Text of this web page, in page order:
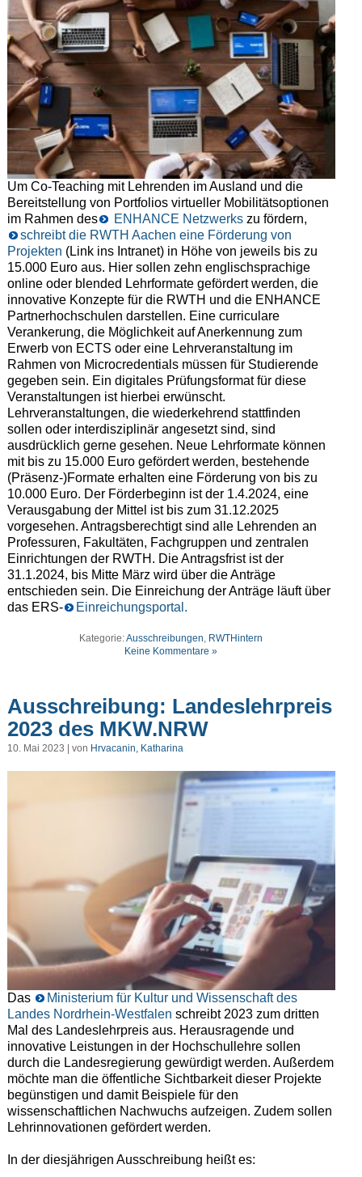
Um Co-Teaching mit Lehrenden im Ausland und die
Bereitstellung von Portfolios virtueller Mobilitätsoptionen
im Rahmen des
ENHANCE Netzwerkszu fördern,
schreibt die RWTH Aachen eine Förderung von
Projekten (Link ins Intranet) in Höhe von jeweils bis zu
15.000 Euro aus. Hier sollen zehn englischsprachige
online oder blended Lehrformate gefördert werden, die
innovative Konzepte für die RWTH und die ENHANCE
Partnerhochschulen darstellen. Eine curriculare
Verankerung, die Möglichkeit auf Anerkennung zum
Erwerb von ECTS oder eine Lehrveranstaltung im
Rahmen von Microcredentials müssen für Studierende
gegeben sein. Ein digitales Prüfungsformat für diese
Veranstaltungen ist hierbei erwünscht.
Lehrveranstaltungen, die wiederkehrend stattfinden
sollen oder interdisziplinär angesetzt sind, sind
ausdrücklich gerne gesehen. Neue Lehrformate können
mit bis zu 15.000 Euro gefördert werden, bestehende
(Präsenz-)Formate erhalten eine Förderung von bis zu
10.000 Euro. Der Förderbeginn ist der 1.4.2024, eine
Verausgabung der Mittel ist bis zum 31.12.2025
vorgesehen. Antragsberechtigt sind alle Lehrenden an
Professuren, Fakultäten, Fachgruppen und zentralen
Einrichtungen der RWTH. Die Antragsfrist ist der
31.1.2024, bis Mitte März wird über die Anträge
entschieden sein. Die Einreichung der Anträge läuft über
das ERS-
Einreichungsportal.
Kategorie:Ausschreibungen, RWTHintern
Keine Kommentare »
Ausschreibung: Landeslehrpreis
2023 des MKW.NRW
10. Mai 2023 | von Hrvacanin, Katharina
Das
Ministerium für Kultur und Wissenschaft des
Landes Nordrhein-Westfalen schreibt 2023 zum dritten
Mal des Landeslehrpreis aus. Herausragende und
innovative Leistungen in der Hochschullehre sollen
durch die Landesregierung gewürdigt werden. Außerdem
möchte man die öffentliche Sichtbarkeit dieser Projekte
begünstigen und damit Beispiele für den
wissenschaftlichen Nachwuchs aufzeigen. Zudem sollen
Lehrinnovationen gefördert werden.
In der diesjährigen Ausschreibung heißt es: